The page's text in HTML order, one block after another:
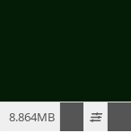
8.864MB